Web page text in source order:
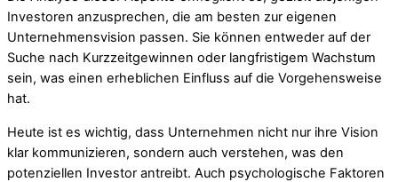
Investoren anzusprechen, die am besten zur eigenen
Unternehmensvision passen. Sie können entweder auf der
Suche nach Kurzzeitgewinnen oder langfristigem Wachstum
sein, was einen erheblichen Einfluss auf die Vorgehensweise
hat.
Heute ist es wichtig, dass Unternehmen nicht nur ihre Vision
klar kommunizieren, sondern auch verstehen, was den
potenziellen Investor antreibt. Auch psychologische Faktoren